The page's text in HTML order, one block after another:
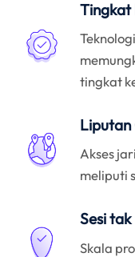
Tingkat
tingkat
Liputan
Akses
meliputi
Sesi
Skala